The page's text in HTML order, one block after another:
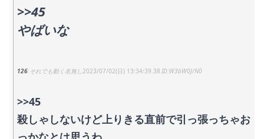
>>45
やばいな
126 それでも動く名無し2023/07/02(日) 13:34:39.38 W3bW0J/N0
>>45
殺しゃしないけど上りきる直前で引っ張っちゃお